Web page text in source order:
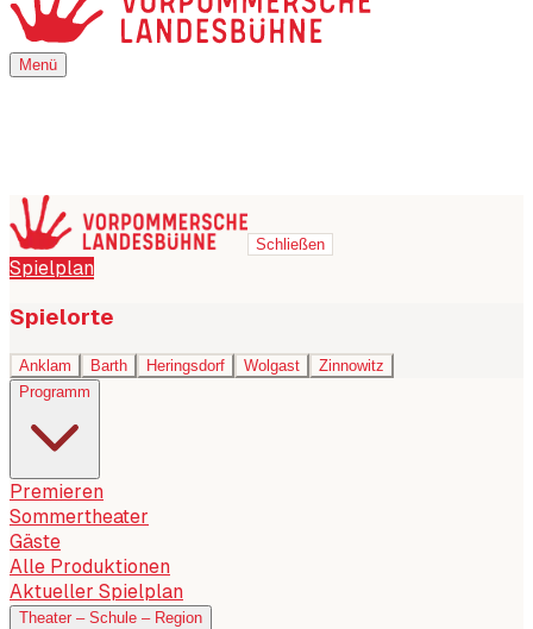
Menü
Menü
Schließen
Spielplan
Spielorte
Anklam Barth Heringsdorf Wolgast
Zinnowitz
Programm
Premieren
Sommertheater
Gäste
Alle Produktionen
Aktueller Spielplan
Theater – Schule – Region